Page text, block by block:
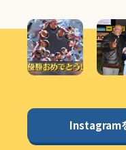
Instagram